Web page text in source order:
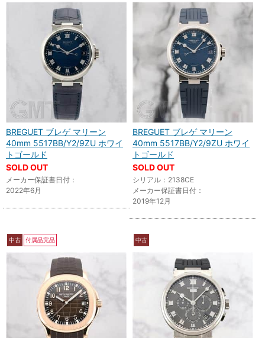
BREGUET ブレゲ マリーン
40mm 5517BB/Y2/9ZU ホワイ
トゴールド
SOLD OUT
メーカー保証書日付：
2022年6月
BREGUET ブレゲ マリーン
40mm 5517BB/Y2/9ZU ホワイ
トゴールド
SOLD OUT
シリアル：2138CE
メーカー保証書日付：
2019年12月
中古 付属品完品 中古